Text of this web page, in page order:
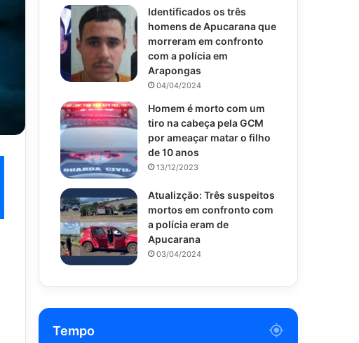
Identificados os três
homens de Apucarana que
morreram em confronto
com a polícia em
Arapongas
04/04/2024
Homem é morto com um
tiro na cabeça pela GCM
por ameaçar matar o filho
de 10 anos
13/12/2023
Atualizção: Três suspeitos
mortos em confronto com
a polícia eram de
Apucarana
03/04/2024
Tempo